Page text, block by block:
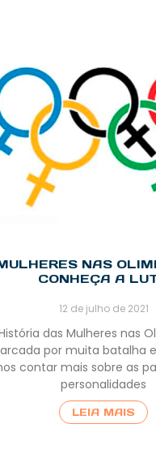
NAS
CONHEÇA A
12 de julho de 2021
das Mulheres nas
por muita batalha
contar mais sobre as
personalidades
LEIA MAIS